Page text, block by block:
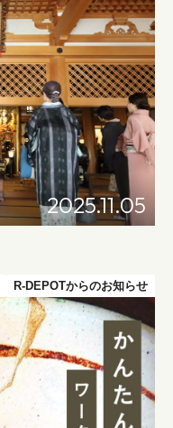
2025.11.05
R-DEPOTからのお知らせ